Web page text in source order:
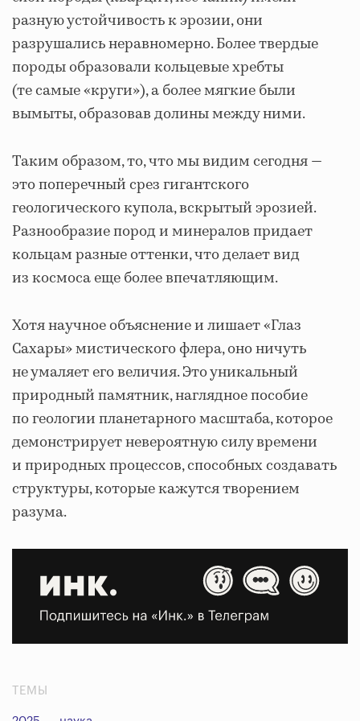
разную устойчивость к эрозии, они
разрушались неравномерно. Более твердые
породы образовали кольцевые хребты
(те самые «круги»), а более мягкие были
вымыты, образовав долины между ними.
Таким образом, то, что мы видим сегодня —
это поперечный срез гигантского
геологического купола, вскрытый эрозией.
Разнообразие пород и минералов придает
кольцам разные оттенки, что делает вид
из космоса еще более впечатляющим.
Хотя научное объяснение и лишает «Глаз
Сахары» мистического флера, оно ничуть
не умаляет его величия. Это уникальный
природный памятник, наглядное пособие
по геологии планетарного масштаба, которое
демонстрирует невероятную силу времени
и природных процессов, способных создавать
структуры, которые кажутся творением
разума.
ТЕМЫ